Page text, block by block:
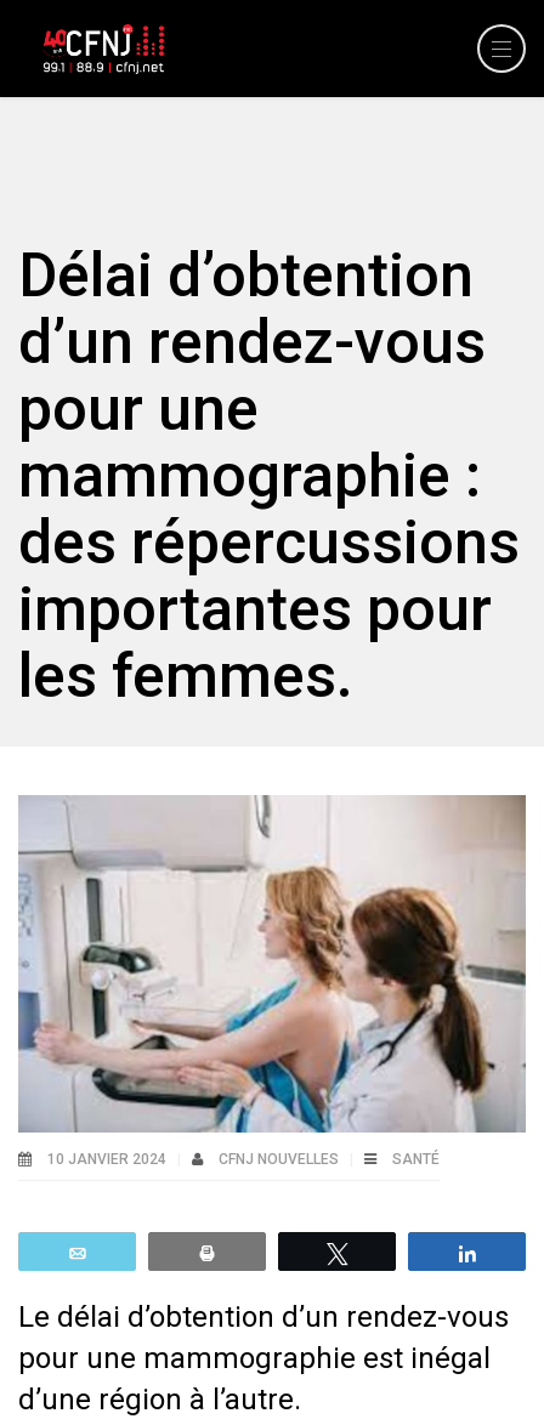
Délai d’obtention
d’un rendez-vous
pour une
mammographie :
des répercussions
importantes pour
les femmes.
10 JANVIER 2024 CFNJ NOUVELLES SANTÉ
Le délai d’obtention d’un rendez-vous
pour une mammographie est inégal
d’une région à l’autre.